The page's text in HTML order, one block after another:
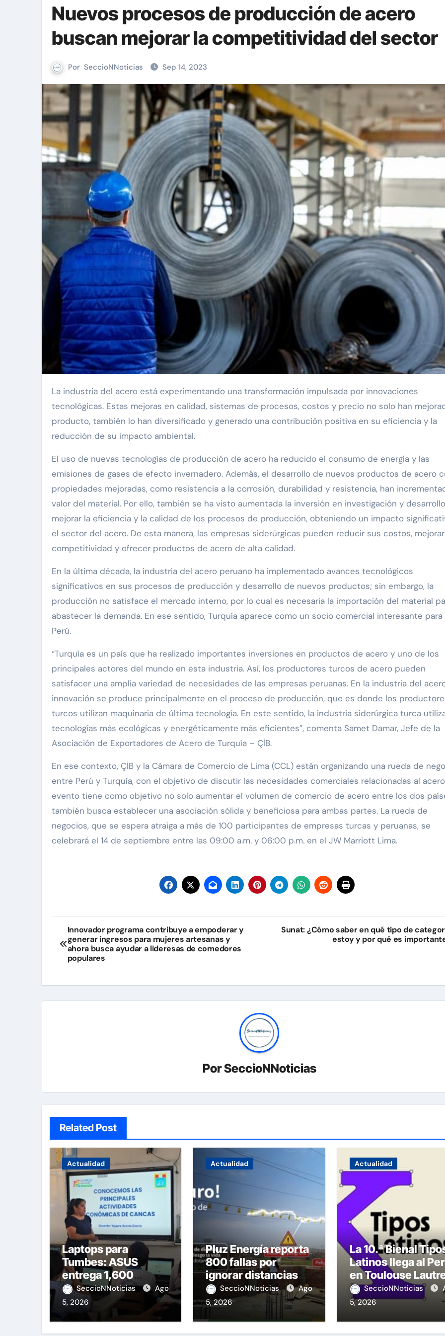
Nuevos procesos de producción de acero
buscan mejorar la competitividad del sector
Por SeccioNNoticias Sep 14, 2023
La industria del acero está experimentando una transformación impulsada por innovaciones
tecnológicas. Estas mejoras en calidad, sistemas de procesos, costos y precio no solo han
producto, también lo han diversificado y generado una contribución positiva en su eficiencia y la
reducción de su impacto ambiental.
El uso de nuevas tecnologías de producción de acero ha reducido el consumo de energía y las
emisiones de gases de efecto invernadero. Además, el desarrollo de nuevos productos de acero
propiedades mejoradas, como resistencia a la corrosión, durabilidad y resistencia, han
valor del material. Por ello, también se ha visto aumentada la inversión en investigación y
mejorar la eficiencia y la calidad de los procesos de producción, obteniendo un impacto
el sector del acero. De esta manera, las empresas siderúrgicas pueden reducir sus costos,
competitividad y ofrecer productos de acero de alta calidad.
En la última década, la industria del acero peruano ha implementado avances tecnológicos
significativos en sus procesos de producción y desarrollo de nuevos productos; sin embargo, la
producción no satisface el mercado interno, por lo cual es necesaria la importación del material
abastecer la demanda. En ese sentido, Turquía aparece como un socio comercial interesante para
Perú.
“Turquía es un país que ha realizado importantes inversiones en productos de acero y uno de los
principales actores del mundo en esta industria. Así, los productores turcos de acero pueden
satisfacer una amplia variedad de necesidades de las empresas peruanas. En la industria del
innovación se produce principalmente en el proceso de producción, que es donde los
turcos utilizan maquinaria de última tecnología. En este sentido, la industria siderúrgica turca
tecnologías más ecológicas y energéticamente más eficientes”, comenta Samet Damar, Jefe de la
Asociación de Exportadores de Acero de Turquía – ÇİB.
En ese contexto, ÇİB y la Cámara de Comercio de Lima (CCL) están organizando una rueda de
entre Perú y Turquía, con el objetivo de discutir las necesidades comerciales relacionadas al
evento tiene como objetivo no solo aumentar el volumen de comercio de acero entre los dos
también busca establecer una asociación sólida y beneficiosa para ambas partes. La rueda de
negocios, que se espera atraiga a más de 100 participantes de empresas turcas y peruanas, se
celebrará el 14 de septiembre entre las 09:00 a.m. y 06:00 p.m. en el JW Marriott Lima.
Navegación
de
entradas
Innovador programa contribuye a empoderar y
generar ingresos para mujeres artesanas y
ahora busca ayudar a lideresas de comedores
populares
Sunat: ¿Cómo saber en qué tipo de
estoy y por qué es
PorSeccioNNoticias
Related Post
Actualidad
Laptops para
Tumbes: ASUS
entrega 1,600
equipos educativos
SeccioNNoticias
Ago
5, 2026
Actualidad
Pluz Energía reporta
800 fallas por
ignorar distancias
de seguridad
SeccioNNoticias
Ago
5, 2026
Actualidad
La 10.ª Bienal
Latinos llega al
en Toulouse
SeccioNNoticias
5, 2026